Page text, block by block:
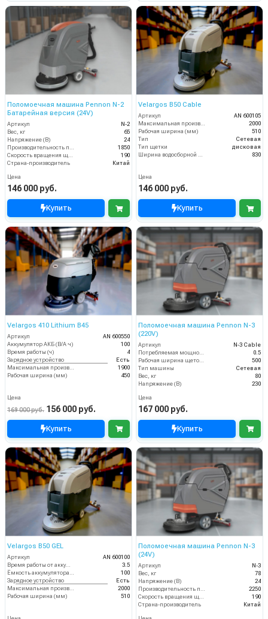
Поломоечная машина Pennon N-2
Батарейная версия (24V)
Артикул
N-2
Вес, кг
65
Напряжение (В)
24
Производительность по площади (м2/ч)
1850
Скорость вращения щётки (об/мин)
190
Страна-производитель
Китай
Цена
146 000 руб.
Купить
Velargos B50 Cable
Артикул
AN 600105
Максимальная производительность (кв.м/час)
2000
Рабочая ширина (мм)
510
Тип
Сетевая
Тип щетки
дисковая
Ширина водосборной рейки
830
Цена
146 000 руб.
Купить
Velargos 410 Lithium B45
Артикул
AN 600550
Аккумулятор АКБ (В/А·ч)
100
Время работы (ч)
4
Зарядное устройство
Есть
1900
Рабочая ширина (мм)
450
Цена
169 000 руб. 156 000 руб.
Купить
Поломоечная машина Pennon N-3
(220V)
Артикул
N-3 Cable
0.5
500
Тип машины
Сетевая
Вес, кг
80
Напряжение (В)
230
Цена
167 000 руб.
Купить
Velargos B50 GEL
Артикул
AN 600100
Время работы от аккумуляторов (ч)
3.5
100
Зарядное устройство
Есть
2000
Рабочая ширина (мм)
510
Поломоечная машина Pennon N-3
(24V)
Артикул
N-3
Вес, кг
78
Напряжение (В)
24
2250
190
Страна-производитель
Китай